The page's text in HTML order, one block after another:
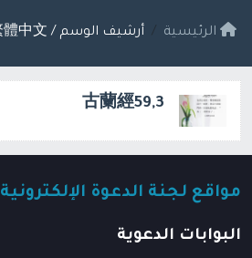
الرئيسية أرشيف الوسم / 繁體中文
古蘭經59,3
مواقع لجنة الدعوة الإلكترونية
البوابات الدعوية